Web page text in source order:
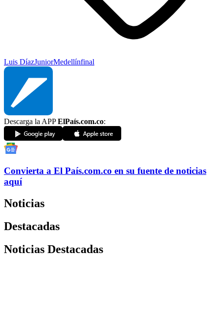
Luis DíazJuniorMedellínfinal
Descarga la APPElPaís.com.co:
Convierta a El País.com.co en su fuente de noticias
aquí
Noticias
Destacadas
Noticias Destacadas